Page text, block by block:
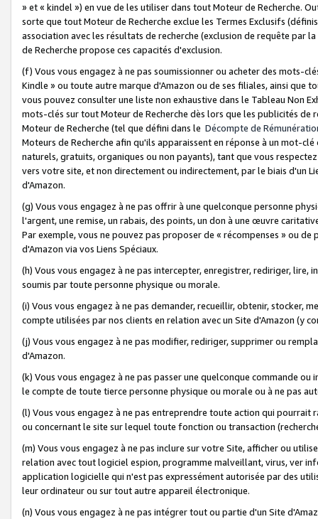
» et « kindel ») en vue de les utiliser dans tout Moteur de Recherche.
sorte que tout Moteur de Recherche exclue les Termes Exclusifs
association avec les résultats de recherche (exclusion de requête
de Recherche propose ces capacités d'exclusion.
(f) Vous vous engagez à ne pas soumissionner ou acheter des mots-
Kindle » ou toute autre marque d'Amazon ou de ses filiales, ainsi que
vous pouvez consulter une liste non exhaustive dans le Tableau Non
mots-clés sur tout Moteur de Recherche dès lors que les publicités de
Moteur de Recherche (tel que défini dans le Décompte de
Moteurs de Recherche afin qu'ils apparaissent en réponse à un mot-
naturels, gratuits, organiques ou non payants), tant que vous
vers votre site, et non directement ou indirectement, par le biais d'un
d'Amazon.
(g) Vous vous engagez à ne pas offrir à une quelconque personne
l'argent, une remise, un rabais, des points, un don à une œuvre
Par exemple, vous ne pouvez pas proposer de « récompenses » ou
d'Amazon via vos Liens Spéciaux.
(h) Vous vous engagez à ne pas intercepter, enregistrer, rediriger,
soumis par toute personne physique ou morale.
(i) Vous vous engagez à ne pas demander, recueillir, obtenir, stocker,
compte utilisées par nos clients en relation avec un Site d'Amazon (y
(j) Vous vous engagez à ne pas modifier, rediriger, supprimer ou
d'Amazon.
(k) Vous vous engagez à ne pas passer une quelconque commande
le compte de toute tierce personne physique ou morale ou à ne pas
(l) Vous vous engagez à ne pas entreprendre toute action qui
ou concernant le site sur lequel toute fonction ou transaction
(m) Vous vous engagez à ne pas inclure sur votre Site, afficher ou
relation avec tout logiciel espion, programme malveillant, virus, ver
application logicielle qui n'est pas expressément autorisée par des
leur ordinateur ou sur tout autre appareil électronique.
(n) Vous vous engagez à ne pas intégrer tout ou partie d'un Site